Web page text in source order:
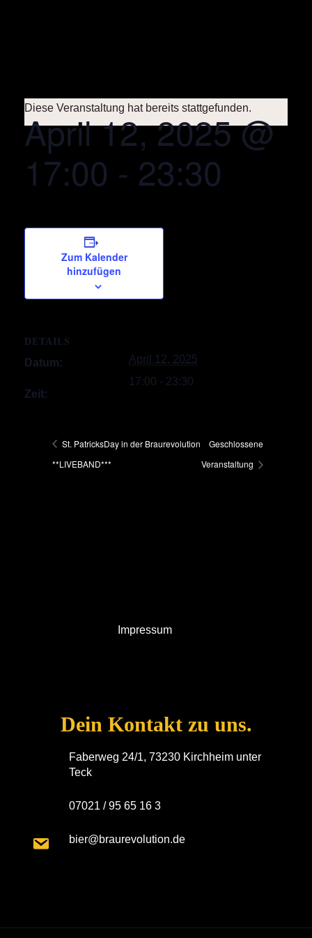
Die
Diese Veranstaltung hat bereits stattgefunden.
April 12, 2025 @
17:00 - 23:30
Zum Kalender
hinzufügen
DETAILS
Datum: April 12, 2025
Zeit:
17:00 - 23:30
St. PatricksDay in der Braurevolution
**LIVEBAND***
Geschlossene
Veranstaltung
Impressum
Dein Kontakt zu uns.
Faberweg 24/1, 73230 Kirchheim unter
Teck
07021 / 95 65 16 3
bier@braurevolution.de